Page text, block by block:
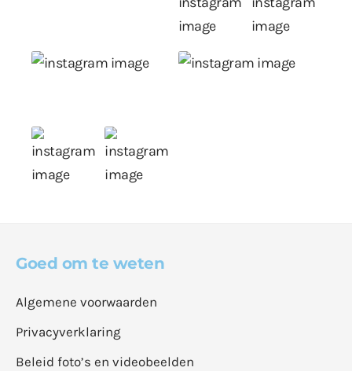
Goed om te weten
Algemene voorwaarden
Privacyverklaring
Beleid foto’s en videobeelden